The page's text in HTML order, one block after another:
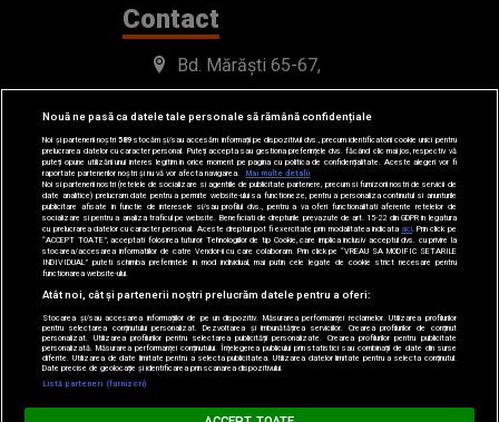
Contact
Bd. Mărăști 65-67,
Pavilion T, sector 1
office@radioimpuls.ro
LIVE : 0754-222.999
Loading...
Nouă ne pasă ca datele tale personale să rămână confidențiale
Noi și partenerii noștri589stocăm și/sau accesăm informații pe dispozitivul dvs., precum identificatorii cookie unici pentru
prelucrarea datelor cu caracter personal. Puteți accepta sau gestiona preferințele dvs. făcând clic mai jos, respectiv vă
puteți opune utilizării unui interes legitim în orice moment pe pagina cu politica de confidențialitate. Aceste alegeri vor fi
raportate partenerilor noștri și nu vă vor afecta navigarea.
Mai multe detalii
Noi si partenerii nostri (retelele de socializare si agentiile de publicitate partenere, precum si furnizorii nostri de servicii de
date analitice) prelucram date pentru a permite website-ului sa functioneze, pentru a personaliza continutul si anunturile
publicitare afisate in functie de interesele si/sau profilul dvs., pentru a va oferi functionalitati aferente retelelor de
socializare si pentru a analiza traficul pe website. Beneficiati de drepturile prevazute de art. 15-22 din GDPR in legatura
cu prelucrarea datelor cu caracter personal. Aceste drepturi pot fi exercitate prin modalitatea indicataaici . Prin click pe
“ACCEPT TOATE”, acceptati folosirea tuturor Tehnologiilor de tip Cookie, care implica inclusiv acceptul dvs. cu privire la
stocarea/accesarea informatiilor de catre Vendor-ii cu care colaboram. Prin click pe “VREAU SA MODIFIC SETARILE
INDIVIDUAL” puteti schimba preferintele in mod individual, mai putin cele legate de cookie strict necesare pentru
functionarea website-ului.
Atât noi, cât și partenerii noștri prelucrăm datele pentru a oferi:
Stocarea și/sau accesarea informațiilor de pe un dispozitiv. Măsurarea performanței reclamelor. Utilizarea profilurilor
pentru selectarea conținutului personalizat. Dezvoltarea și îmbunătățirea serviciilor. Crearea profilurilor de conținut
personalizat. Utilizarea profilurilor pentru selectarea publicității personalizate. Crearea profilurilor pentru publicitate
personalizată. Măsurarea performanței conținutului. Înțelegerea publicului prin statistici sau combinații de date din surse
diferite. Utilizarea de date limitate pentru a selecta publicitatea. Utilizarea datelor limitate pentru a selecta conținutul.
Date precise de geolocație și identificarea prin scanarea dispozitivului.
Listă parteneri (furnizori)